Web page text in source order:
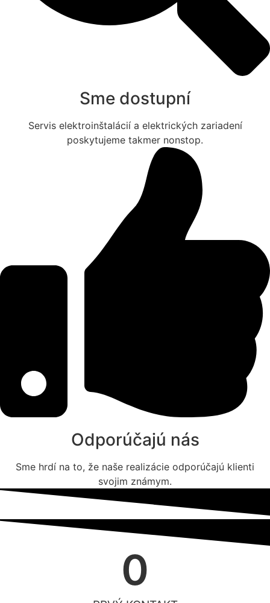
Sme dostupní
Servis elektroinštalácií a elektrických zariadení
poskytujeme takmer nonstop.
Odporúčajú nás
Sme hrdí na to, že naše realizácie odporúčajú klienti
svojim známym.
0